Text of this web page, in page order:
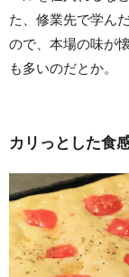
た、修業先で学ん
ので、本場の味が
も多いのだとか。
カリっとした食